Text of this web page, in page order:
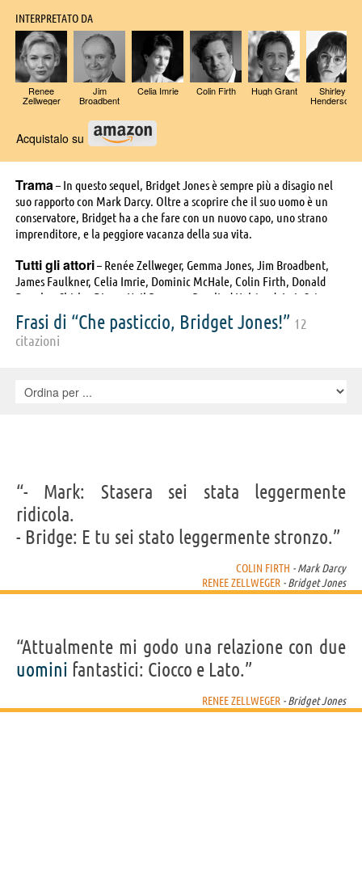
INTERPRETATO DA
Renee
Zellweger
Jim
Broadbent
Celia Imrie Colin Firth Hugh Grant Shirley
Henderson
Acquistalo su
Trama – In questo sequel, Bridget Jones è sempre più a disagio nel
suo rapporto con Mark Darcy. Oltre a scoprire che il suo uomo è un
conservatore, Bridget ha a che fare con un nuovo capo, uno strano
imprenditore, e la peggiore vacanza della sua vita.
Tutti gli attori– Renée Zellweger, Gemma Jones, Jim Broadbent,
James Faulkner, Celia Imrie, Dominic McHale, Colin Firth, Donald
Douglas, Shirley Dixon, Neil Pearson, Rosalind Halstead, Luis Soto,
Tom Brooke, Hugh Grant, Alba Fleming Furlan, Jacinda Barrett, Sally
Phillips, James Callis, Shirley Henderson, Lucy Robinson, David
Verrey, Mark Tandy, Stephanie O'Rourke, Jeremy Paxman, Flaminia
Flaschberger, Sabina Michael, Paul Humpoletz, Paul Nicholls, David
Allan, Morne Botes, Robert Dearle, Ray Donn, Antonia Frering,
Campbell Graham, Nathaniel Antonio Lloyd, Selena Mars, Jade
Ramsey, Nikita Ramsey
Frasi di “Che pasticcio, Bridget Jones!” 12
citazioni
“- Mark: Stasera sei stata leggermente
ridicola.
- Bridge: E tu sei stato leggermente stronzo.”
COLIN FIRTH - Mark Darcy
RENEE ZELLWEGER - Bridget Jones
“Attualmente mi godo una relazione con due
uomini fantastici: Ciocco e Lato.”
RENEE ZELLWEGER - Bridget Jones